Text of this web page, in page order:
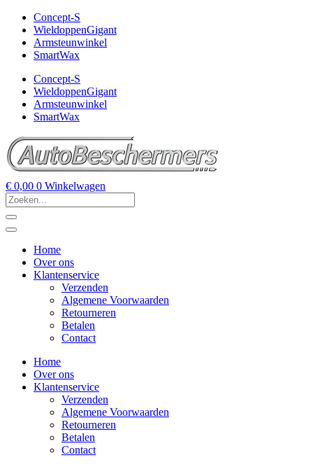
Concept-S
WieldoppenGigant
Armsteunwinkel
SmartWax
Concept-S
WieldoppenGigant
Armsteunwinkel
SmartWax
€ 0,00 0 Winkelwagen
Home
Over ons
Klantenservice
Verzenden
Algemene Voorwaarden
Retourneren
Betalen
Contact
Home
Over ons
Klantenservice
Verzenden
Algemene Voorwaarden
Retourneren
Betalen
Contact